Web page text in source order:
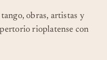
obras, artistas y
rioplatense con